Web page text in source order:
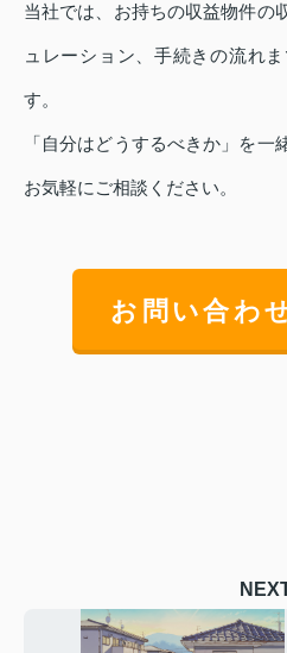
当社では、お持ちの収益物件の
ュレーション、手続きの流れ
す。
「自分はどうするべきか」を
お気軽にご相談ください。
お問い合わ